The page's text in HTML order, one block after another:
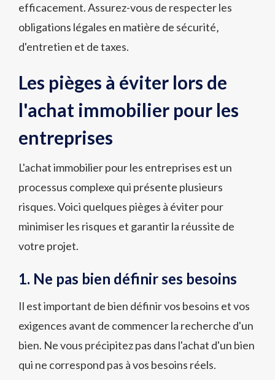
efficacement. Assurez-vous de respecter les
obligations légales en matière de sécurité‚
d'entretien et de taxes.
Les pièges à éviter lors de
l'achat immobilier pour les
entreprises
L'achat immobilier pour les entreprises est un
processus complexe qui présente plusieurs
risques. Voici quelques pièges à éviter pour
minimiser les risques et garantir la réussite de
votre projet.
1. Ne pas bien définir ses besoins
Il est important de bien définir vos besoins et vos
exigences avant de commencer la recherche d'un
bien. Ne vous précipitez pas dans l'achat d'un bien
qui ne correspond pas à vos besoins réels.